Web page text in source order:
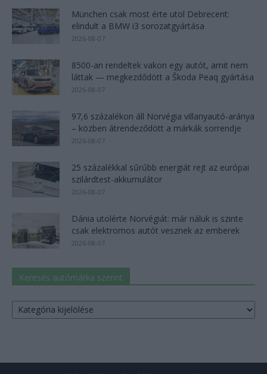
München csak most érte utol Debrecent:
elindult a BMW i3 sorozatgyártása
2026-08-07
8500-an rendeltek vakon egy autót, amit nem
láttak — megkezdődött a Škoda Peaq gyártása
2026-08-07
97,6 százalékon áll Norvégia villanyautó-aránya
– közben átrendeződött a márkák sorrendje
2026-08-07
25 százalékkal sűrűbb energiát rejt az európai
szilárdtest-akkumulátor
2026-08-07
Dánia utolérte Norvégiát: már náluk is szinte
csak elektromos autót vesznek az emberek
2026-08-07
Keresés autómárka szerint
Keresés
autómárka